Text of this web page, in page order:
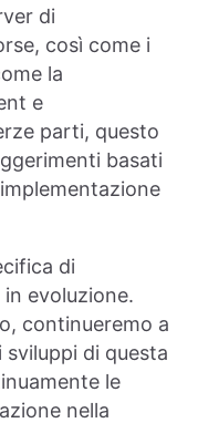
di
così come i
la
e
parti, questo
basati
di
evoluzione.
continueremo a
di questa
le
nella